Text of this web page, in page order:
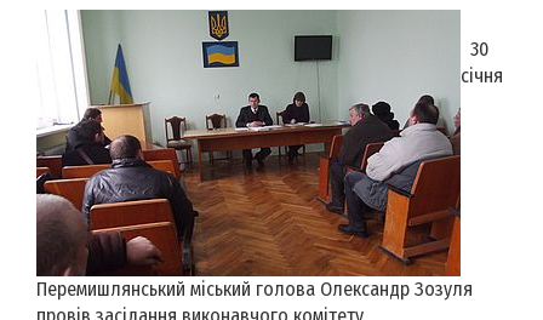
30
січня
Перемишлянський міський голова Олександр Зозуля
провів засідання виконавчого комітету